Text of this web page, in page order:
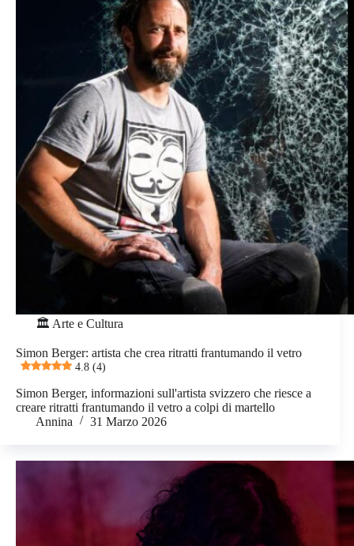
🏛️ Arte e Cultura
Simon Berger: artista che crea ritratti frantumando il vetro
4.8 (4)
Simon Berger, informazioni sull'artista svizzero che riesce a
creare ritratti frantumando il vetro a colpi di martello
Annina
31 Marzo 2026